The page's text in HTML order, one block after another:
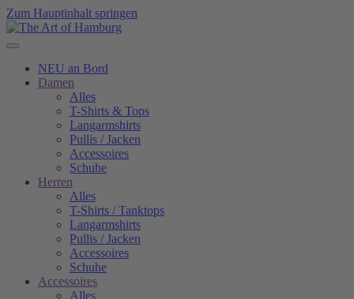
Zum Hauptinhalt springen
NEU an Bord
Damen
Alles
T-Shirts & Tops
Langarmshirts
Pullis / Jacken
Accessoires
Schuhe
Herren
Alles
T-Shirts / Tanktops
Langarmshirts
Pullis / Jacken
Accessoires
Schuhe
Accessoires
Alles